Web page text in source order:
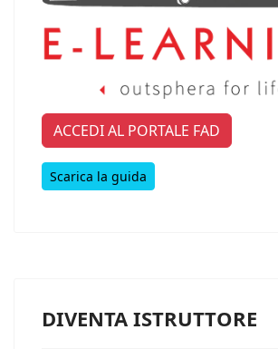
ACCEDI AL PORTALE FAD
Scarica la guida
DIVENTA ISTRUTTORE